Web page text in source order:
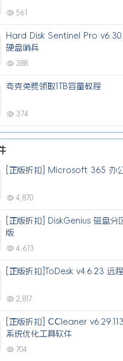
561
Hard Disk Sentinel Pro
硬盘哨兵
388
夸克免费领取1TB容量教程
374
[正版折扣] Microsoft 365 办
4,870
[正版折扣] DiskGenius 磁盘分
版
4,613
[正版折扣]ToDesk v4.6.23 远
2,817
[正版折扣] CCleaner
系统优化工具软件
704